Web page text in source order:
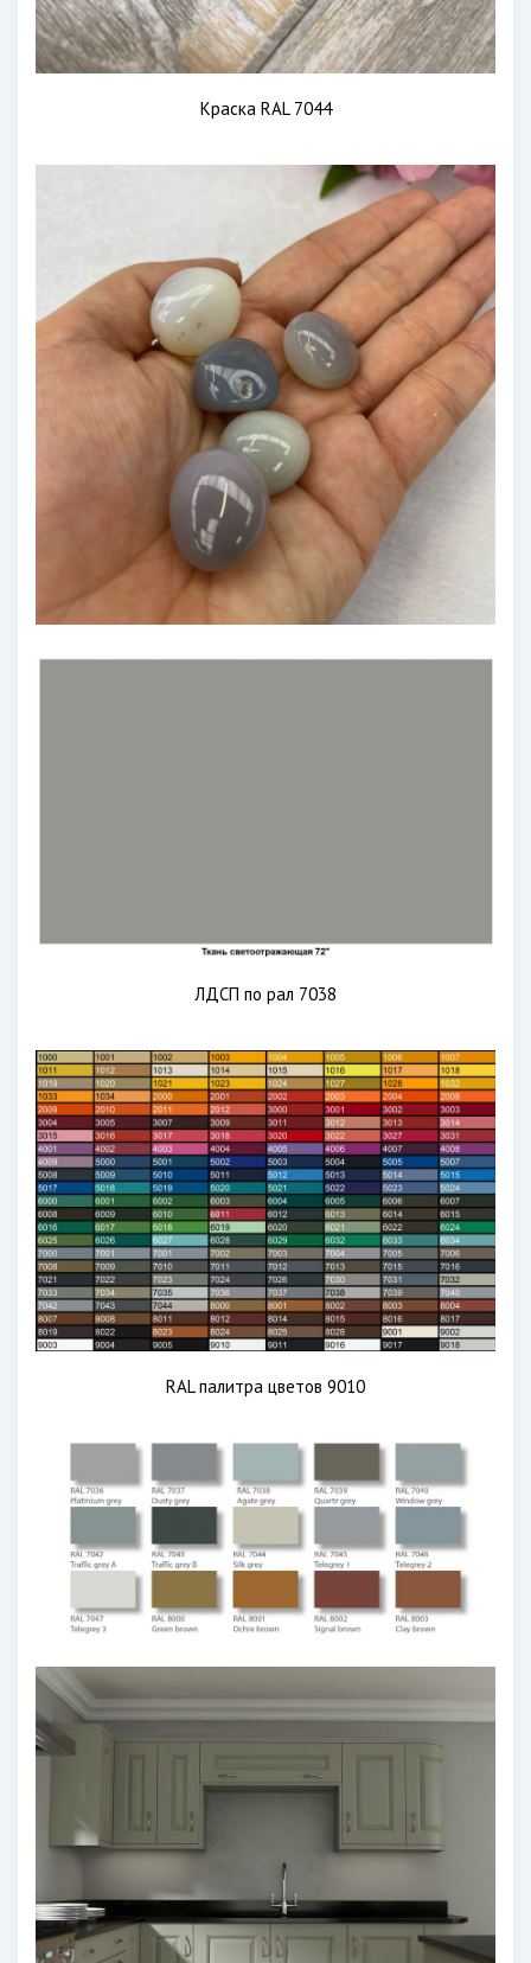
Краска RAL 7044
ЛДСП по рал 7038
RAL палитра цветов 9010